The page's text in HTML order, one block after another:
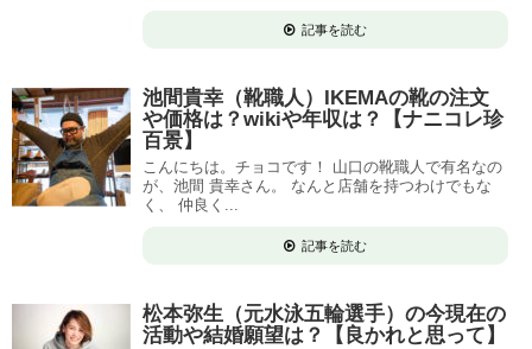
記事を読む
池間貴幸（靴職人）IKEMAの靴の注文
や価格は？wikiや年収は？【ナニコレ珍
百景】
こんにちは。チョコです！ 山口の靴職人で有名なの
が、池間 貴幸さん。 なんと店舗を持つわけでもな
く、 仲良く...
記事を読む
松本弥生（元水泳五輪選手）の今現在の
活動や結婚願望は？【良かれと思って】